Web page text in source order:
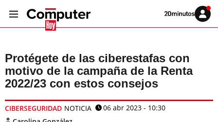
Volver
Iniciar
sesión
Protégete de las ciberestafas con
motivo de la campaña de la Renta
2022/23 con estos consejos
CIBERSEGURIDAD NOTICIA
06 abr 2023 - 10:30